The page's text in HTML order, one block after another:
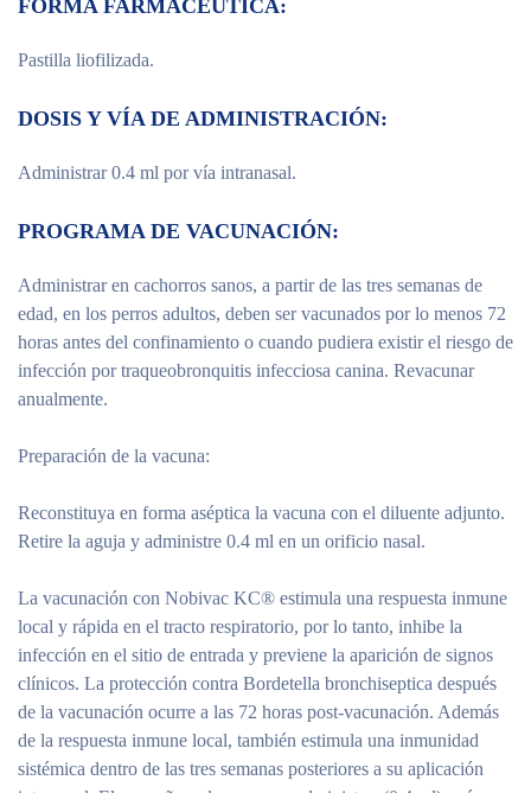
FORMA FARMACÉUTICA:
Pastilla liofilizada.
DOSIS Y VÍA DE ADMINISTRACIÓN:
Administrar 0.4 ml por vía intranasal.
PROGRAMA DE VACUNACIÓN:
Administrar en cachorros sanos, a partir de las tres semanas de
edad, en los perros adultos, deben ser vacunados por lo menos 72
horas antes del confinamiento o cuando pudiera existir el riesgo de
infección por traqueobronquitis infecciosa canina. Revacunar
anualmente.
Preparación de la vacuna:
Reconstituya en forma aséptica la vacuna con el diluente adjunto.
Retire la aguja y administre 0.4 ml en un orificio nasal.
La vacunación con Nobivac KC® estimula una respuesta inmune
local y rápida en el tracto respiratorio, por lo tanto, inhibe la
infección en el sitio de entrada y previene la aparición de signos
clínicos. La protección contra Bordetella bronchiseptica después
de la vacunación ocurre a las 72 horas post-vacunación. Además
de la respuesta inmune local, también estimula una inmunidad
sistémica dentro de las tres semanas posteriores a su aplicación